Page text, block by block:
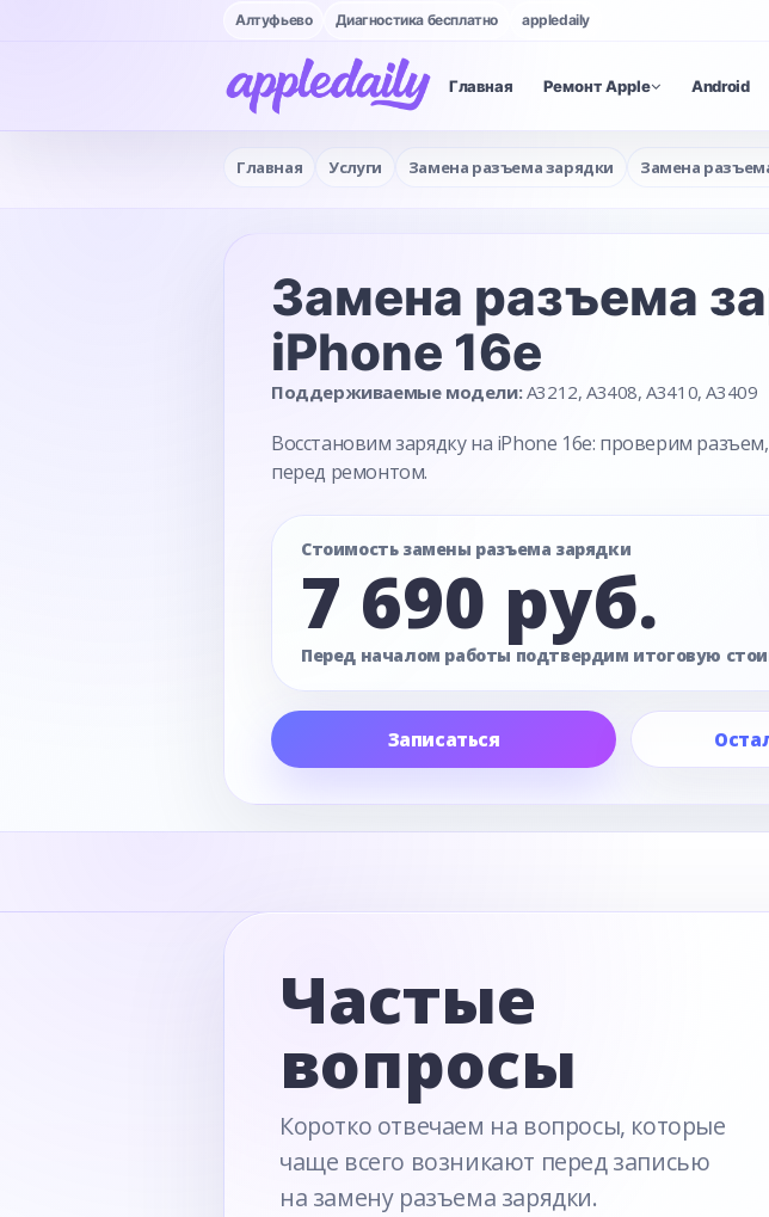
Алтуфьево Диагностика бесплатно appledaily
Главная Ремонт Apple Android
Главная Услуги Замена разъема зарядки Замена
Замена разъема
iPhone 16e
Поддерживаемые модели:A3212, A3408, A3410, A3409
Восстановим зарядку на iPhone 16e: проверим
перед ремонтом.
Стоимость замены разъема зарядки
7 690 руб.
Перед началом работы подтвердим итоговую
Записаться
Частые
вопросы
Коротко отвечаем на вопросы, которые
чаще всего возникают перед записью
на замену разъема зарядки.